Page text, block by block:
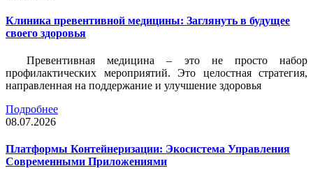
Клиника превентивной медицины: Заглянуть в будущее
своего здоровья
Превентивная медицина – это не просто набор
профилактических мероприятий. Это целостная стратегия,
направленная на поддержание и улучшение здоровья
Подробнее
08.07.2026
Платформы Контейнеризации: Экосистема Управления
Современными Приложениями